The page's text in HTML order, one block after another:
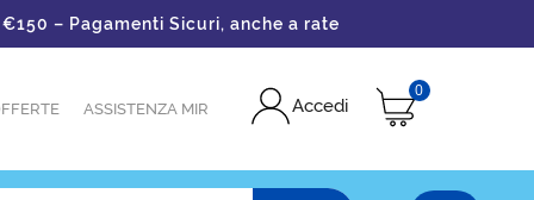
Pagamenti Sicuri, anche a rate
ASSISTENZA MIR Accedi
0